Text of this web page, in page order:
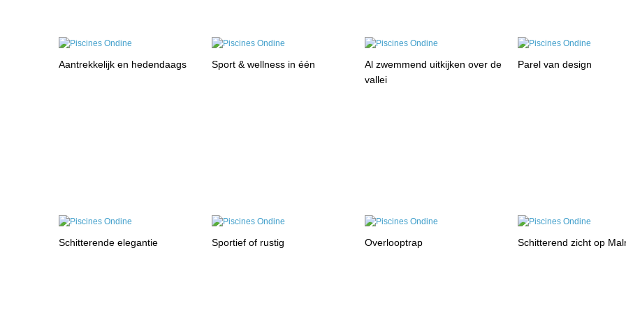
Aantrekkelijk en hedendaags Sport & wellness in één
Al zwemmend uitkijken over de
vallei
Parel van design
Schitterende elegantie Sportief of rustig Overlooptrap Schitterend zicht op